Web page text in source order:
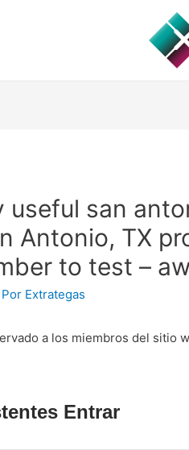
useful san
Antonio, TX
to test –
Extrategas
a los miembros del sitio
Entrar